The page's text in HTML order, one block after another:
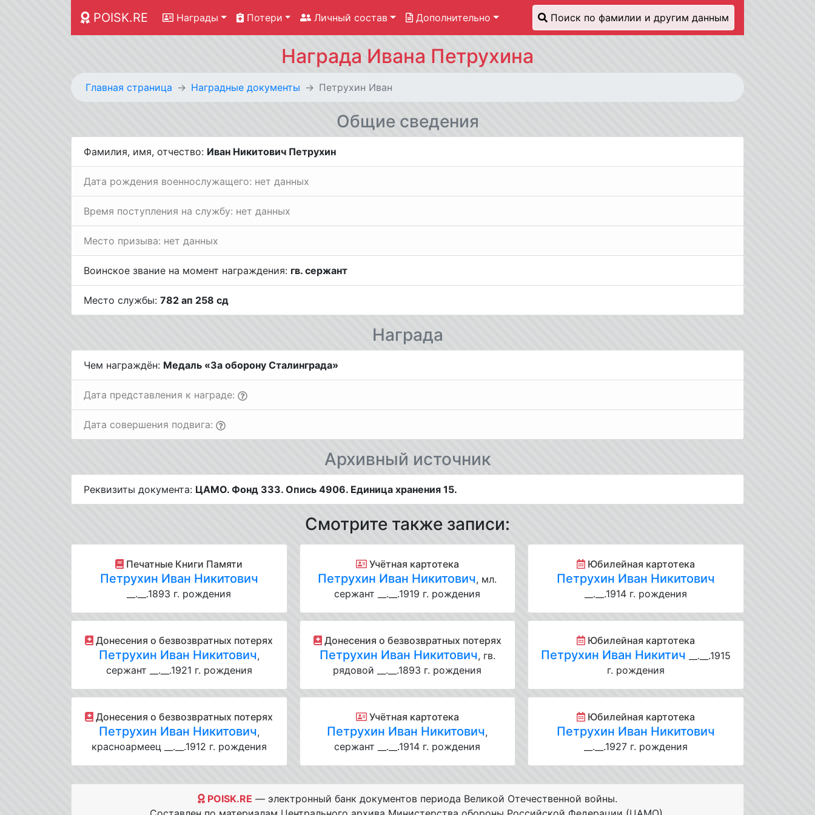
POISK.RE Награды Потери Личный состав Дополнительно Поиск по фамилии и другим данным
Награда Ивана Петрухина
Главная страница Наградные документы Петрухин Иван
Общие сведения
Фамилия, имя, отчество: Иван Никитович Петрухин
Дата рождения военнослужащего: нет данных
Время поступления на службу: нет данных
Место призыва: нет данных
Воинское звание на момент награждения: гв. сержант
Место службы: 782 ап 258 сд
Награда
Чем награждён: Медаль «За оборону Сталинграда»
Дата представления к награде:
Дата совершения подвига:
Архивный источник
Реквизиты документа: ЦАМО. Фонд 333. Опись 4906. Единица хранения 15.
Смотрите также записи:
Печатные Книги Памяти
Петрухин Иван Никитович
__.__.1893 г. рождения
Донесения о безвозвратных потерях
Петрухин Иван Никитович,
сержант __.__.1921 г. рождения
Донесения о безвозвратных потерях
Петрухин Иван Никитович,
красноармеец __.__.1912 г. рождения
Учётная картотека
Петрухин Иван Никитович, мл.
сержант __.__.1919 г. рождения
Донесения о безвозвратных потерях
Петрухин Иван Никитович, гв.
рядовой __.__.1893 г. рождения
Учётная картотека
Петрухин Иван Никитович,
сержант __.__.1914 г. рождения
Юбилейная картотека
Петрухин Иван Никитович
__.__.1914 г. рождения
Юбилейная картотека
Петрухин Иван Никитич __.__.1915
г. рождения
Юбилейная картотека
Петрухин Иван Никитович
__.__.1927 г. рождения
POISK.RE — электронный банк документов периода Великой Отечественной войны.